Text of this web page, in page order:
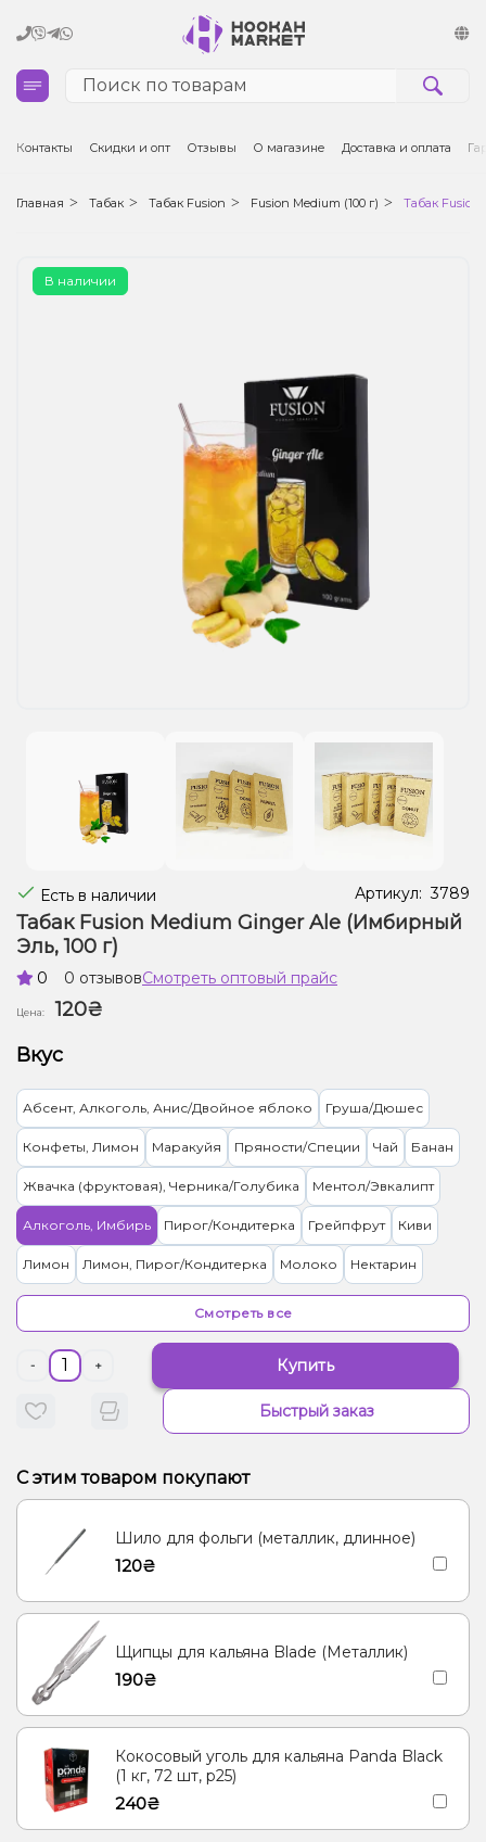
Кальяны
Табак для кальяна и кальянные смеси
Чаши для кальяна
Электронные сигареты (POD)
Комплектующие для POD
Жидкости для электронных сигарет
Контакты Скидки и опт Отзывы О магазине Доставка и оплата
Главная Табак Табак Fusion Fusion Medium (100 г) Табак
В наличии
Есть в наличии Артикул: 3789
Табак Fusion Medium Ginger Ale (Имбирный
Эль, 100 г)
0 0 отзывовСмотреть оптовый прайс
Цена:
120₴
Вкус
Абсент, Алкоголь, Анис/Двойное яблоко Груша/Дюшес
Конфеты, Лимон Маракуйя Пряности/Специи Чай Банан
Жвачка (фруктовая), Черника/Голубика Ментол/Эвкалипт
Алкоголь, Имбирь Пирог/Кондитерка Грейпфрут Киви
Лимон Лимон, Пирог/Кондитерка Молоко Нектарин
Земляника Банан, Лёд/Холодок
Лёд/Холодок, Мандарин
Лёд/Холодок, Черника/Голубика Грейпфрут, Лёд/Холодок
Апельсин, Лёд/Холодок Лёд/Холодок, Папайя
Персик, Черника/Голубика Лимон, Чай
Вишня/Черешня, Ежевика
Киви, Лимон, Черника/Голубика Апельсин
Апельсин, Пирог/Кондитерка Клубника Малина, Мохито
Мандарин
Черника/Голубика Мохито Барбарис, Конфеты
Алкоголь, Клюква, Лайм Алкоголь, Кола, Лайм, Ром
Виноград, Лимонад Папайя
Смотреть все
- + Купить
Быстрый заказ
С этим товаром покупают
Шило для фольги (металлик, длинное)
120₴
Щипцы для кальяна Blade (Металлик)
190₴
Кокосовый уголь для кальяна Panda Black
(1 кг, 72 шт, р25)
240₴